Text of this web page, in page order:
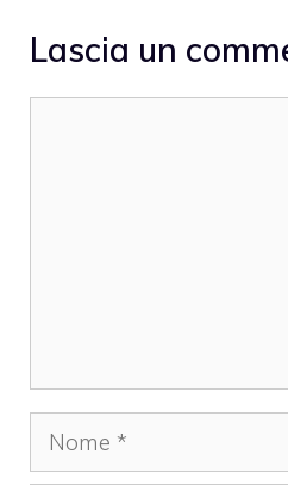
Lascia un
Nome